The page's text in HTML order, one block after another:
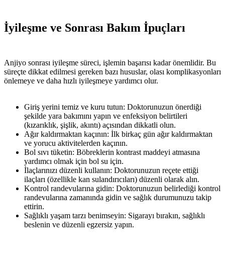
İyileşme ve Sonrası Bakım İpuçları
Anjiyo sonrası iyileşme süreci, işlemin başarısı kadar önemlidir. Bu
süreçte dikkat edilmesi gereken bazı hususlar, olası komplikasyonları
önlemeye ve daha hızlı iyileşmeye yardımcı olur.
Giriş yerini temiz ve kuru tutun: Doktorunuzun önerdiği
şekilde yara bakımını yapın ve enfeksiyon belirtileri
(kızarıklık, şişlik, akıntı) açısından dikkatli olun.
Ağır kaldırmaktan kaçının: İlk birkaç gün ağır kaldırmaktan
ve yorucu aktivitelerden kaçının.
Bol sıvı tüketin: Böbreklerin kontrast maddeyi atmasına
yardımcı olmak için bol su için.
İlaçlarınızı düzenli kullanın: Doktorunuzun reçete ettiği
ilaçları (özellikle kan sulandırıcıları) düzenli olarak alın.
Kontrol randevularına gidin: Doktorunuzun belirlediği kontrol
randevularına zamanında gidin ve sağlık durumunuzu takip
ettirin.
Sağlıklı yaşam tarzı benimseyin: Sigarayı bırakın, sağlıklı
beslenin ve düzenli egzersiz yapın.